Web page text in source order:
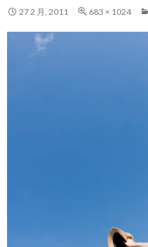
27 2 月, 2011 683 × 1024